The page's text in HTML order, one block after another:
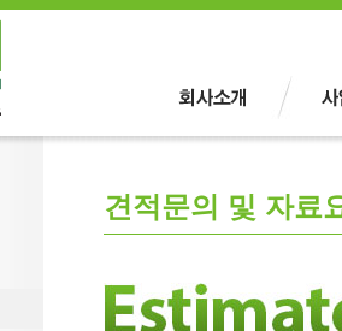
견적문의 및 자료